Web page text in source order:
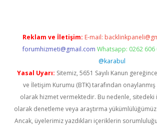
Reklam ve İletişim: E-mail:
forumhizmeti@gmail.com Whatsapp: 0262 606
@karabul
Yasal Uyarı: Sitemiz, 5651 Sayılı Kanun
ve İletişim Kurumu (BTK) tarafından onaylanmış
olarak hizmet vermektedir. Bu nedenle,
olarak denetleme veya araştırma
Ancak, üyelerimiz yazdıkları içeriklerin